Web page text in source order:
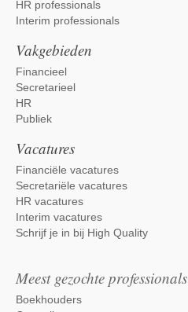
HR professionals
Interim professionals
Vakgebieden
Financieel
Secretarieel
HR
Publiek
Vacatures
Financiële vacatures
Secretariële vacatures
HR vacatures
Interim vacatures
Schrijf je in bij High Quality
Meest gezochte professionals
Boekhouders